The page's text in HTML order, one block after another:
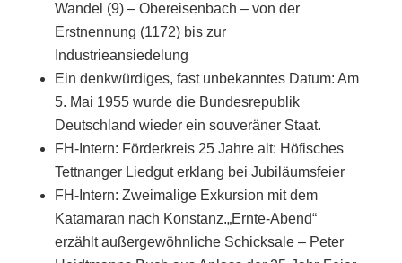
Wandel (9) – Obereisenbach – von der
Erstnennung (1172) bis zur
Industrieansiedelung
Ein denkwürdiges, fast unbekanntes Datum: Am
5. Mai 1955 wurde die Bundesrepublik
Deutschland wieder ein souveräner Staat.
FH-Intern: Förderkreis 25 Jahre alt: Höfisches
Tettnanger Liedgut erklang bei Jubiläumsfeier
FH-Intern: Zweimalige Exkursion mit dem
Katamaran nach Konstanz.„Ernte-Abend“
erzählt außergewöhnliche Schicksale – Peter